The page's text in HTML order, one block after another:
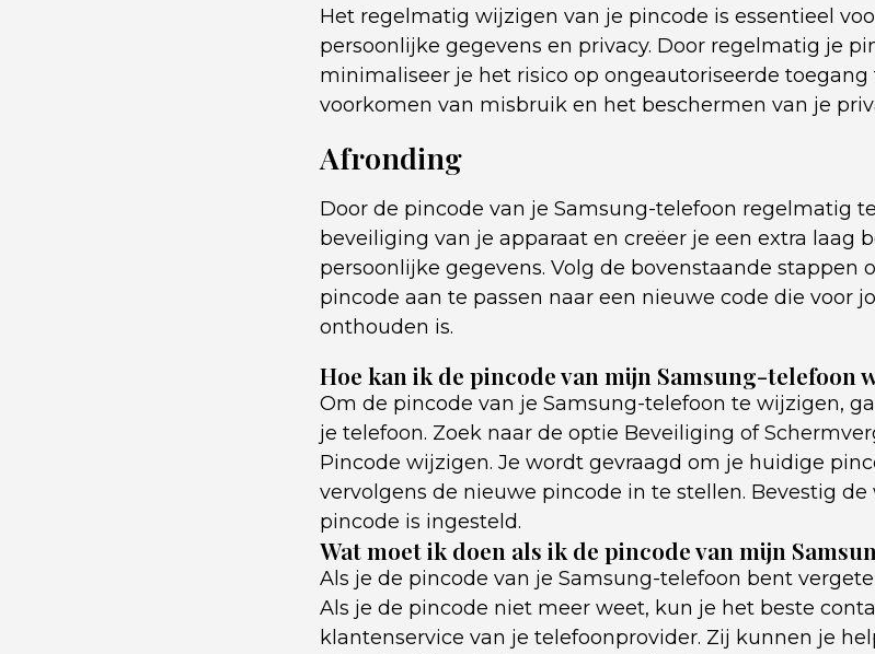
Het regelmatig wijzigen van je pincode is essentieel
persoonlijke gegevens en privacy. Door regelmatig je
minimaliseer je het risico op ongeautoriseerde
voorkomen van misbruik en het beschermen van je
Afronding
Door de pincode van je Samsung-telefoon regelmatig
beveiliging van je apparaat en creëer je een extra laag
persoonlijke gegevens. Volg de bovenstaande stappen
pincode aan te passen naar een nieuwe code die voor
onthouden is.
Hoe kan ik de pincode van mijn Samsung-telefoon
Om de pincode van je Samsung-telefoon te wijzigen,
je telefoon. Zoek naar de optie Beveiliging of
Pincode wijzigen. Je wordt gevraagd om je huidige
vervolgens de nieuwe pincode in te stellen. Bevestig
pincode is ingesteld.
Wat moet ik doen als ik de pincode van mijn
Als je de pincode van je Samsung-telefoon bent
Als je de pincode niet meer weet, kun je het beste
klantenservice van je telefoonprovider. Zij kunnen je